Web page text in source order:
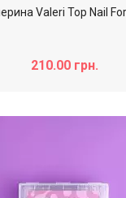
210.00 грн.